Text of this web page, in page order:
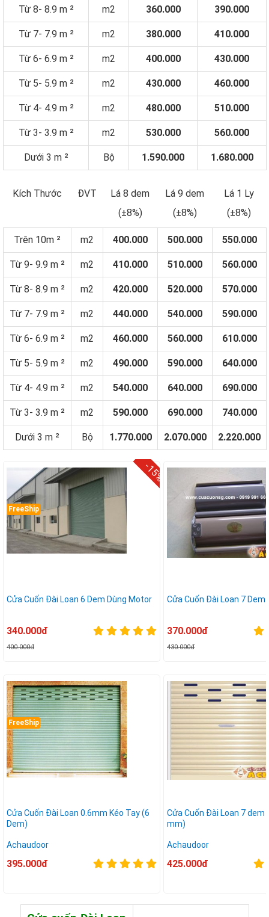
Từ 8- 8.9 m ² m2 360.000 390.000
Từ 7- 7.9 m ² m2 380.000 410.000
Từ 6- 6.9 m ² m2 400.000 430.000
Từ 5- 5.9 m ² m2 430.000 460.000
Từ 4- 4.9 m ² m2 480.000 510.000
Từ 3- 3.9 m ² m2 530.000 560.000
Dưới 3 m ² Bộ 1.590.000 1.680.000
Kích Thước ĐVT
Lá 8 dem
(±8%)
Lá 9 dem
(±8%)
Lá 1 Ly
(±8%)
Trên 10m ² m2 400.000 500.000 550.000
Từ 9- 9.9 m ² m2 410.000 510.000 560.000
Từ 8- 8.9 m ² m2 420.000 520.000 570.000
Từ 7- 7.9 m ² m2 440.000 540.000 590.000
Từ 6- 6.9 m ² m2 460.000 560.000 610.000
Từ 5- 5.9 m ² m2 490.000 590.000 640.000
Từ 4- 4.9 m ² m2 540.000 640.000 690.000
Từ 3- 3.9 m ² m2 590.000 690.000 740.000
Dưới 3 m ² Bộ 1.770.000 2.070.000 2.220.000
FreeShip
-15%
Cửa Cuốn Đài Loan 6 Dem Dùng Motor
340.000đ
400.000đ
Cửa Cuốn Đài Loan 7 Dem
370.000đ
430.000đ
FreeShip
Cửa Cuốn Đài Loan 0.6mm Kéo Tay (6
Dem)
Achaudoor
395.000đ
Cửa Cuốn Đài Loan 7 dem
mm)
Achaudoor
425.000đ